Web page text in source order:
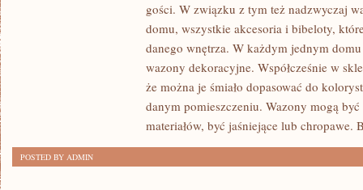
PRYWATNY
INTERES,
NALEŻAŁOBY
ZASTANOWIĆ
NAD
POMYSŁEM
O
gości. W związku z tym też nadzwyczaj
domu, wszystkie akcesoria i bibeloty,
danego wnętrza. W każdym jednym
wazony dekoracyjne. Współcześnie w
że można je śmiało dopasować do
danym pomieszczeniu. Wazony mogą
materiałów, być jaśniejące lub chropawe.
POSTED BY ADMIN